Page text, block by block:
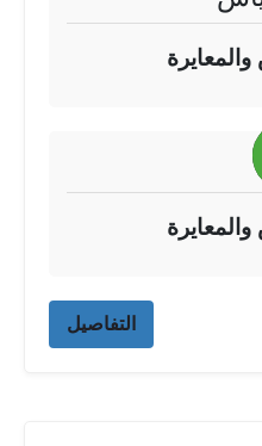
التفاصيل